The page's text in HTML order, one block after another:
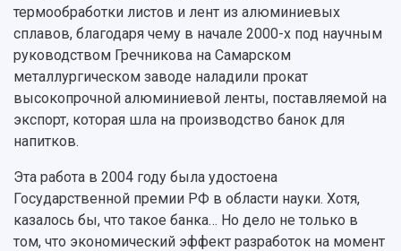
термообработки листов и лент из алюминиевых
сплавов, благодаря чему в начале 2000-х под научным
руководством Гречникова на Самарском
металлургическом заводе наладили прокат
высокопрочной алюминиевой ленты, поставляемой на
экспорт, которая шла на производство банок для
напитков.
Эта работа в 2004 году была удостоена
Государственной премии РФ в области науки. Хотя,
казалось бы, что такое банка… Но дело не только в
том, что экономический эффект разработок на момент